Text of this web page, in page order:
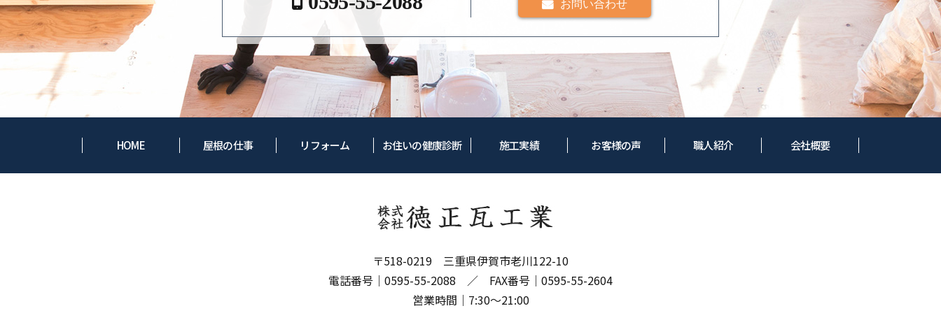
お問い合わせ
HOME 屋根の仕事 リフォーム お住いの健康診断 施工実績 お客様の声 職人紹介 会社概要
〒518-0219 三重県伊賀市老川122-10
電話番号｜ 0595-55-2088 ／ FAX番号｜0595-55-2604
営業時間｜7:30～21:00